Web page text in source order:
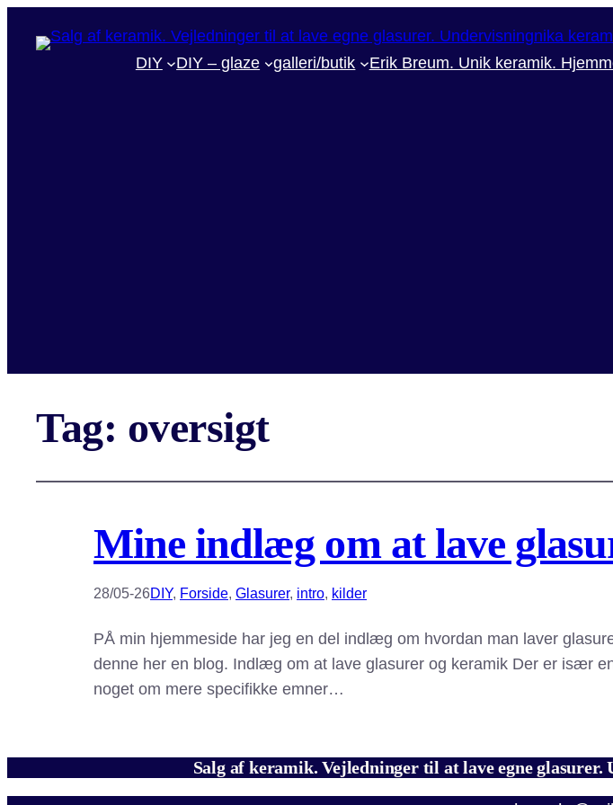
DIY DIY – glaze galleri/butik Erik Breum. Unik keramik.
Tag: oversigt
Mine indlæg om at lave
28/05-26DIY, Forside, Glasurer, intro, kilder
PÅ min hjemmeside har jeg en del indlæg om hvordan man laver
denne her en blog. Indlæg om at lave glasurer og keramik Der er især
noget om mere specifikke emner…
Salg af keramik. Vejledninger til at lave egne